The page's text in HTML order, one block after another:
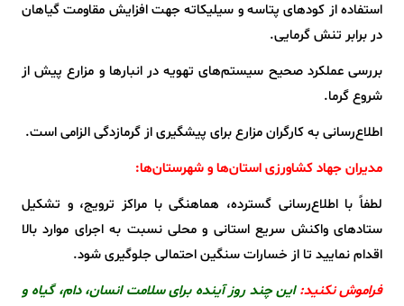
استفاده از کودهای پتاسه و سیلیکاته جهت افزایش مقاومت گیاهان
در برابر تنش گرمایی.
بررسی عملکرد صحیح سیستم‌های تهویه در انبارها و مزارع پیش از
شروع گرما.
اطلاع‌رسانی به کارگران مزارع برای پیشگیری از گرمازدگی الزامی است.
مدیران جهاد کشاورزی استان‌ها و شهرستان‌ها:
لطفاً با اطلاع‌رسانی گسترده، هماهنگی با مراکز ترویج، و تشکیل
ستادهای واکنش سریع استانی و محلی نسبت به اجرای موارد بالا
اقدام نمایید تا از خسارات سنگین احتمالی جلوگیری شود.
فراموش نکنید: این چند روز آینده برای سلامت انسان، دام، گیاه و